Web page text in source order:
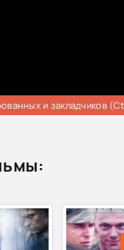
и закладчиков